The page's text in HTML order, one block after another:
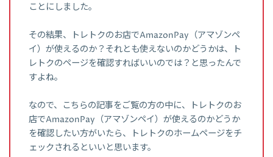
ことにしました。
その結果、トレトクのお店でAmazonPay（アマゾンペ
イ）が使えるのか？それとも使えないのかどうかは、ト
レトクのページを確認すればいいのでは？と思ったんで
すよね。
なので、こちらの記事をご覧の方の中に、トレトクのお
店でAmazonPay（アマゾンペイ）が使えるのかどうか
を確認したい方がいたら、トレトクのホームページをチ
ェックされるといいと思います。